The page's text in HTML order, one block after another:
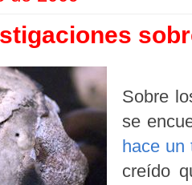
Sobre
se
hace un
creído